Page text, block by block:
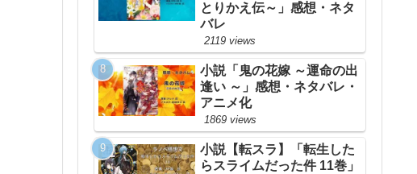
とりかえ伝～」感想・ネタ
バレ
2119 views
小説「鬼の花嫁 ～運命の出
逢い ～」感想・ネタバレ・
アニメ化
1869 views
小説【転スラ】「転生した
らスライムだった件 11巻」